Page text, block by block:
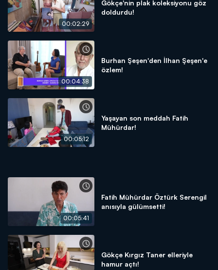
00:02:29
Gökçe'nin plak koleksiyonu göz
doldurdu!
00:04:38
Burhan Şeşen'den İlhan Şeşen'e
özlem!
00:05:12
Yaşayan son meddah Fatih
Mühürdar!
00:05:41
Fatih Mühürdar Öztürk Serengil
anısıyla gülümsetti!
Gökçe Kırgız Taner elleriyle
hamur açtı!